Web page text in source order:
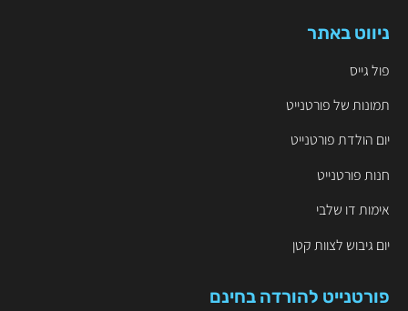
ניווט באתר
פול גייס
תמונות של פורטנייט
יום הולדת פורטנייט
חנות פורטנייט
אימות דו שלבי
יום גיבוש לצוות קטן
פורטנייט להורדה בחינם